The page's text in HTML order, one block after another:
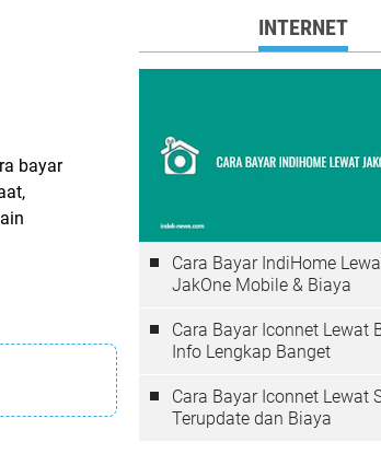
bayar
INTERNET
Cara Bayar IndiHome
JakOne Mobile & Biaya
Cara Bayar Iconnet Lewat
Info Lengkap Banget
Cara Bayar Iconnet Lewat
Terupdate dan Biaya